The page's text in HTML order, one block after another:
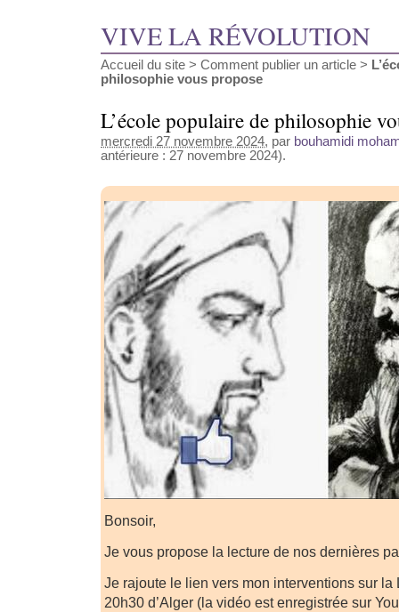
VIVE LA RÉVOLUTION
Accueil du site > Comment publier un article >
philosophie vous propose
L’école populaire de philosophie
mercredi 27 novembre 2024, par bouhamidi
antérieure : 27 novembre 2024).
Bonsoir,
Je vous propose la lecture de nos dernières
Je rajoute le lien vers mon interventions sur la
20h30 d’Alger (la vidéo est enregistrée sur